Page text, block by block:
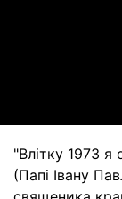
"Влітку 1973 я
(Папі Івану